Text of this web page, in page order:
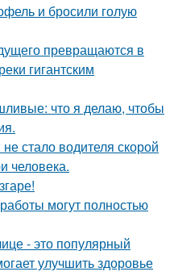
и бросили голую
превращаются в
гигантским
что я делаю, чтобы
стало водителя скорой
человека.
могут полностью
- это популярный
улучшить здоровье